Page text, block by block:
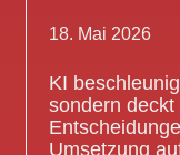
18. Mai 2026
KI
sondern
Umsetzung